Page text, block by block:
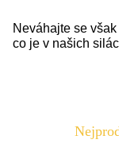
Neváhajte se
co je v našich